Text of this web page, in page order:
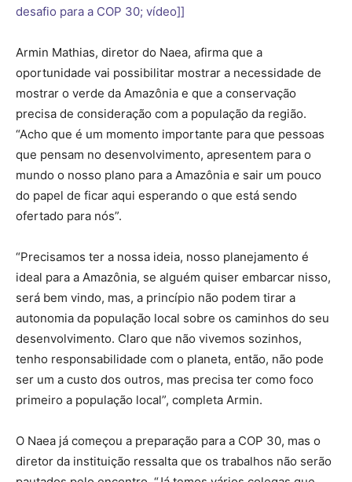
desafio para a COP 30; vídeo]]
Armin Mathias, diretor do Naea, afirma que a
oportunidade vai possibilitar mostrar a necessidade de
mostrar o verde da Amazônia e que a conservação
precisa de consideração com a população da região.
“Acho que é um momento importante para que pessoas
que pensam no desenvolvimento, apresentem para o
mundo o nosso plano para a Amazônia e sair um pouco
do papel de ficar aqui esperando o que está sendo
ofertado para nós”.
“Precisamos ter a nossa ideia, nosso planejamento é
ideal para a Amazônia, se alguém quiser embarcar nisso,
será bem vindo, mas, a princípio não podem tirar a
autonomia da população local sobre os caminhos do seu
desenvolvimento. Claro que não vivemos sozinhos,
tenho responsabilidade com o planeta, então, não pode
ser um a custo dos outros, mas precisa ter como foco
primeiro a população local”, completa Armin.
O Naea já começou a preparação para a COP 30, mas o
diretor da instituição ressalta que os trabalhos não serão